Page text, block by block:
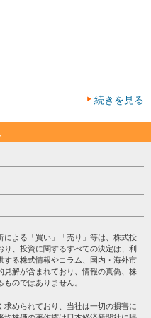
続きを見る
による「買い」「売り」等は、株式投
、投資に関するすべての決定は、利
する株式情報やコラム、国内・海外市
解が含まれており、情報の真偽、株
のではありません。
められており、当社は一切の損害に